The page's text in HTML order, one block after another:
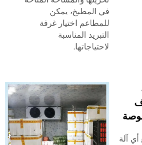
في المطبخ، يمكن
للمطاعم اختيار غرفة
التبريد المناسبة